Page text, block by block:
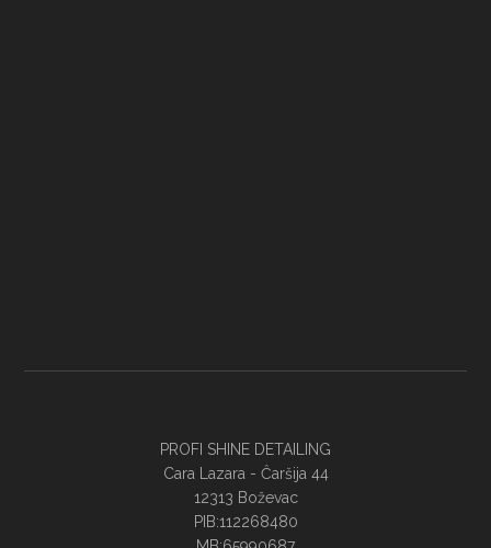
PROFI SHINE DETAILING
Cara Lazara - Ĉaršija 44
12313 Boževac
PIB:112268480